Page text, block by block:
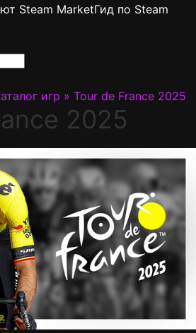
Steam MarketГид по Steam
игр » Tour de France 2025
2025